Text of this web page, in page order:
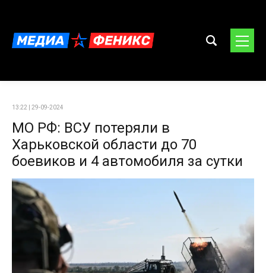
13:22 | 29-09-2024
МО РФ: ВСУ потеряли в
Харьковской области до 70
боевиков и 4 автомобиля за сутки